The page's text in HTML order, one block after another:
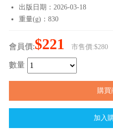
出版日期：2026-03-18
重量(g)：830
會員價:$221 市售價:$280
數量